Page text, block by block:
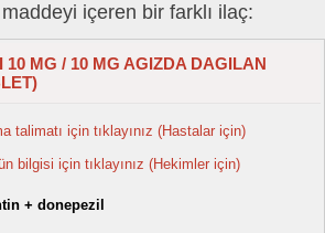
içeren bir farklı ilaç:
10 MG / 10 MG AGIZDA DAGILAN
talimatı için tıklayınız (Hastalar için)
bilgisi için tıklayınız (Hekimler için)
+ donepezil